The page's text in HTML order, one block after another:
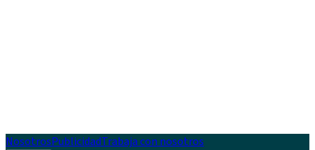
NosotrosPublicidadTrabaja con nosotros